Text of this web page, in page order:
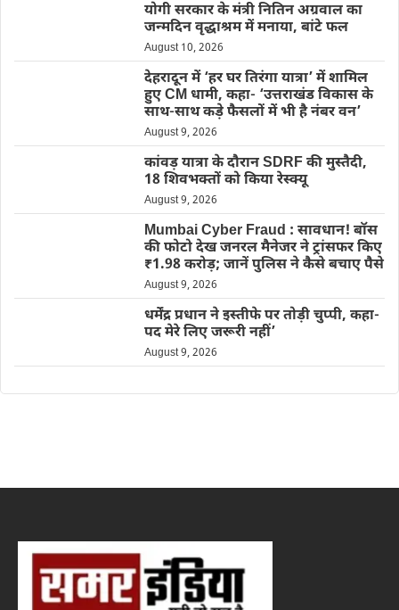
योगी सरकार के मंत्री नितिन अग्रवाल का
जन्मदिन वृद्धाश्रम में मनाया, बांटे फल
August 10, 2026
देहरादून में ‘हर घर तिरंगा यात्रा’ में शामिल
हुए CM धामी, कहा- ‘उत्तराखंड विकास के
साथ-साथ कड़े फैसलों में भी है नंबर वन’
August 9, 2026
कांवड़ यात्रा के दौरान SDRF की मुस्तैदी,
18 शिवभक्तों को किया रेस्क्यू
August 9, 2026
Mumbai Cyber Fraud : सावधान! बॉस
की फोटो देख जनरल मैनेजर ने ट्रांसफर किए
₹1.98 करोड़; जानें पुलिस ने कैसे बचाए पैसे
August 9, 2026
धर्मेंद्र प्रधान ने इस्तीफे पर तोड़ी चुप्पी, कहा-
पद मेरे लिए जरूरी नहीं’
August 9, 2026